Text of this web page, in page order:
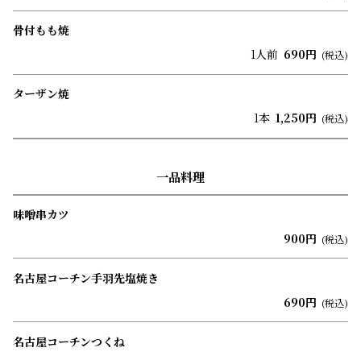
骨付もも焼
1人前 690円 (税込)
ターザン焼
1本 1,250円 (税込)
一品料理
味噌串カツ
900円 (税込)
名古屋コーチン手羽先塩焼き
690円 (税込)
名古屋コーチンつくね